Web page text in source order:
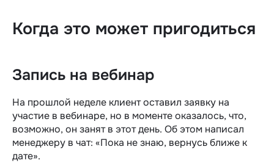
Когда это может пригодиться
Запись на вебинар
На прошлой неделе клиент оставил заявку на
участие в вебинаре, но в моменте оказалось, что,
возможно, он занят в этот день. Об этом написал
менеджеру в чат: «Пока не знаю, вернусь ближе к
дате».